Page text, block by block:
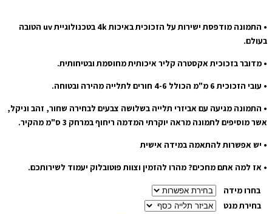
• התמונה מודפסת ישירות על הזכוכית באיכות 4k בטכנולוגיית uv הטובה
בעולם.
• מדובר בזכוכית אקסטרה קליר איכותית מחוסמת ובטיחותית.
• עובי הזכוכית 6 מ"מ הכולל 4-6 חורים לתלייה מהירה ובטוחה.
• התמונה מגיעה עם אביזרי תלייה בשלושה צבעים לבחירה שחור, זהב וניקל,
אשר מוסיפים לתמונה מראה יוקרתי המדמה ריחוף במרחק 3 ס"מ מהקיר.
• יש אפשרות להתאמה במידה אישית
• אז למה אתם מחכים? מהרו להזמין וצוות פוטובלוק יעמוד לשירותכם.
בחרו מידה
בחירת מנט